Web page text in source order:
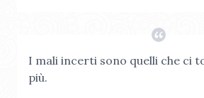
I mali incerti sono quelli che ci
più.